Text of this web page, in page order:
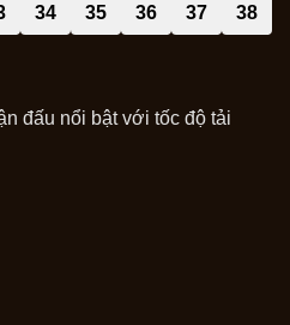
34 35 36 37 38
đấu nổi bật với tốc độ tải